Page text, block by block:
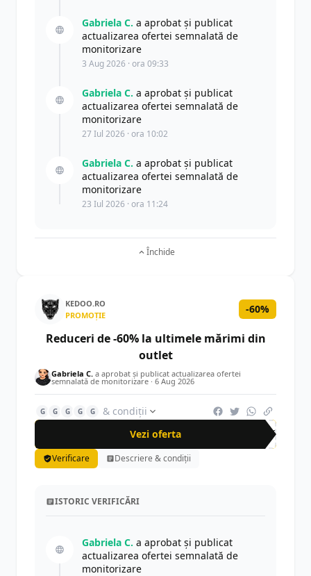
Gabriela C. a aprobat și publicat
actualizarea ofertei semnalată de
monitorizare
3 Aug 2026 · ora 09:33
Gabriela C. a aprobat și publicat
actualizarea ofertei semnalată de
monitorizare
27 Iul 2026 · ora 10:02
Gabriela C. a aprobat și publicat
actualizarea ofertei semnalată de
monitorizare
23 Iul 2026 · ora 11:24
Închide
KEDOO.RO
PROMOȚIE
-60%
Reduceri de -60% la ultimele mărimi din
outlet
Gabriela C. a aprobat și publicat actualizarea ofertei
semnalată de monitorizare · 6 Aug 2026
G G G G G
& condiții
Vezi oferta
-60%
Verificare Descriere & condiții
ISTORIC VERIFICĂRI
Gabriela C. a aprobat și publicat
actualizarea ofertei semnalată de
monitorizare